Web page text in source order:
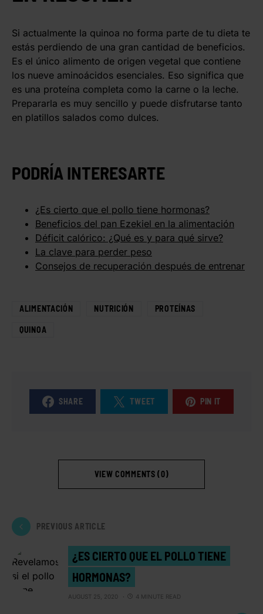
Si actualmente la quinoa no forma parte de tu dieta te
estás perdiendo de una gran cantidad de beneficios.
Es el único alimento de origen vegetal que contiene
los nueve aminoácidos esenciales. Eso significa que
es una proteína completa como la carne o la leche.
Prepararla es muy sencillo y puede disfrutarse tanto
en platillos salados como dulces.
PODRÍA INTERESARTE
¿Es cierto que el pollo tiene hormonas?
Beneficios del pan Ezekiel en la alimentación
Déficit calórico: ¿Qué es y para qué sirve?
La clave para perder peso
Consejos de recuperación después de entrenar
ALIMENTACIÓN NUTRICIÓN PROTEÍNAS
QUINOA
SHARE TWEET PIN IT
VIEW COMMENTS (0)
PREVIOUS ARTICLE
¿ES CIERTO QUE EL POLLO TIENE
HORMONAS?
AUGUST 25, 2020 4 MINUTE READ